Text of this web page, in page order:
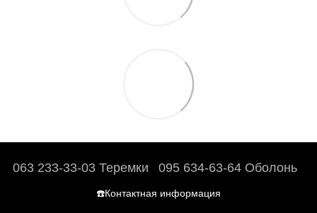
063 233-33-03 Теремки 095 634-63-64 Оболонь
☎️Контактная информация